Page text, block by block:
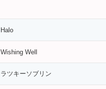
Halo
Wishing Well
ラツキーソブリン